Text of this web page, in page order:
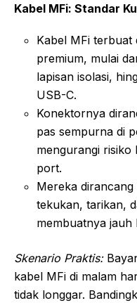
Kabel MFi: Standar
Kabel MFi terbuat
premium, mulai
lapisan isolasi,
USB-C.
Konektornya
pas sempurna di
mengurangi risiko
port.
Mereka
tekukan, tarikan,
membuatnya jauh
Skenario Praktis:
kabel MFi di malam
tidak longgar.